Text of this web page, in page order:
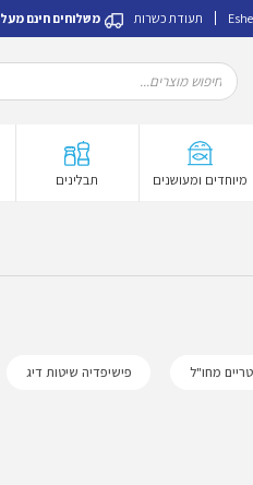
תעודת כשרות משלוחים חינם מעל 299 ₪.
Products
search
מיוחדים ומעושנים תבלינים
מחו"ל פישיפדיה שיטות דיג